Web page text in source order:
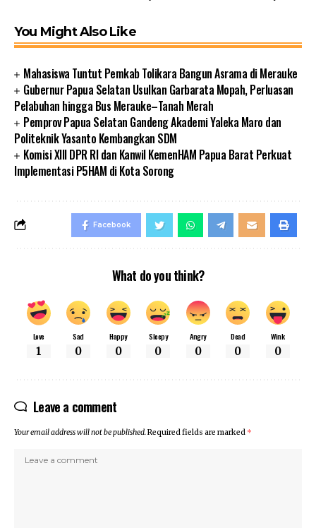
You Might Also Like
Mahasiswa Tuntut Pemkab Tolikara Bangun Asrama di Merauke
Gubernur Papua Selatan Usulkan Garbarata Mopah, Perluasan
Pelabuhan hingga Bus Merauke–Tanah Merah
Pemprov Papua Selatan Gandeng Akademi Yaleka Maro dan
Politeknik Yasanto Kembangkan SDM
Komisi XIII DPR RI dan Kanwil KemenHAM Papua Barat Perkuat
Implementasi P5HAM di Kota Sorong
Facebook
What do you think?
Love
1
Sad
0
Happy
0
Sleepy
0
Angry
0
Dead
0
Wink
0
Leave a comment
Your email address will not be published.Required fields are marked *